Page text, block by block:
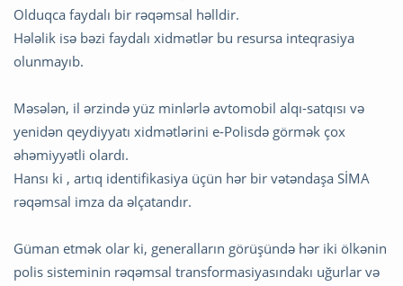
Olduqca faydalı bir rəqəmsal həlldir.
Hələlik isə bəzi faydalı xidmətlər bu resursa inteqrasiya
olunmayıb.
Məsələn, il ərzində yüz minlərlə avtomobil alqı-satqısı və
yenidən qeydiyyatı xidmətlərini e-Polisdə görmək çox
əhəmiyyətli olardı.
Hansı ki , artıq identifikasiya üçün hər bir vətəndaşa SİMA
rəqəmsal imza da əlçatandır.
Güman etmək olar ki, generalların görüşündə hər iki ölkənin
polis sisteminin rəqəmsal transformasiyasındakı uğurlar və